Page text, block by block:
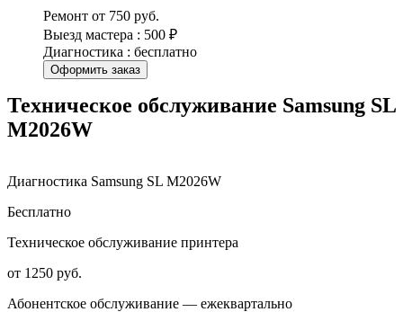
Ремонт от 750 руб.
Выезд мастера : 500 ₽
Диагностика : бесплатно
Оформить заказ
Техническое обслуживание Samsung SL
M2026W
Диагностика Samsung SL M2026W
Бесплатно
Техническое обслуживание принтера
от 1250 руб.
Абонентское обслуживание — ежеквартально